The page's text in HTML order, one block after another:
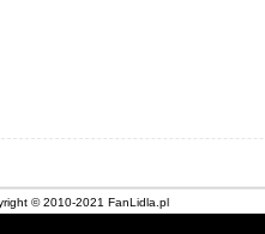
© 2010-2021 FanLidla.pl